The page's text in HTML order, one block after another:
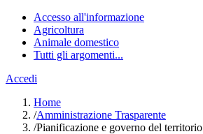
Accesso all'informazione
Agricoltura
Animale domestico
Tutti gli argomenti...
Accedi
Home
/Amministrazione Trasparente
/Pianificazione e governo del territorio